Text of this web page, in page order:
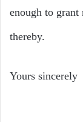
enough to
thereby.
Yours sincerely